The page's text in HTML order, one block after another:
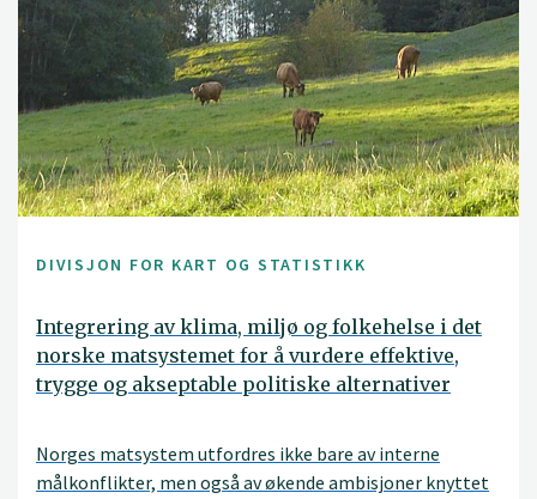
DIVISJON FOR KART OG STATISTIKK
Integrering av klima, miljø og folkehelse i det
norske matsystemet for å vurdere effektive,
trygge og akseptable politiske alternativer
Norges matsystem utfordres ikke bare av interne
målkonflikter, men også av økende ambisjoner knyttet